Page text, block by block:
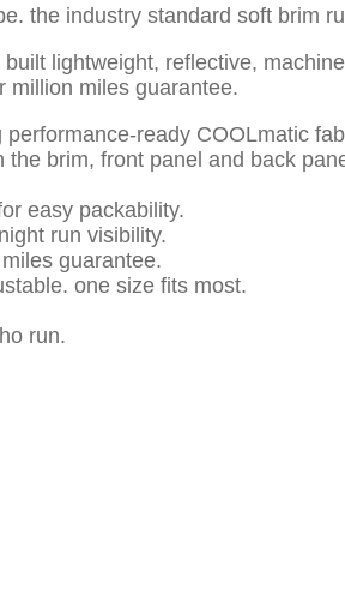
the industry standard soft brim
lightweight, reflective,
million miles guarantee.
ready COOLmatic
the brim, front panel and back
easy packability.
run visibility.
guarantee.
one size fits most.
run.